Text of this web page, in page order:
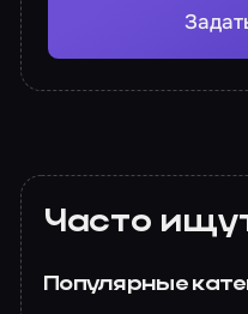
Часто
Популярные